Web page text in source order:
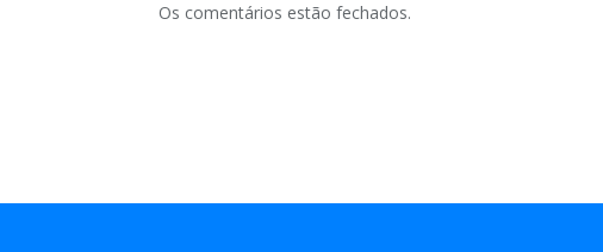
Os comentários estão fechados.